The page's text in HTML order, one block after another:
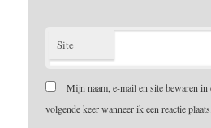
Site
Mijn naam, e-mail en site bewaren
volgende keer wanneer ik een reactie plaats.